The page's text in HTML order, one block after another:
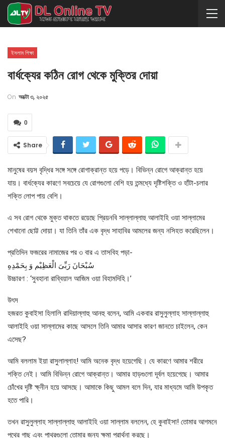
ইসলাম শিক্ষা
বার্ধক্যের কঠিন রোগ থেকে মুক্তির দোয়া
On অক্টো ৩, ২০২৫
0
Share
মানুষের বয়স বৃদ্ধির সঙ্গে সঙ্গে রোগাক্রান্ত হয়ে পড়ে। বিভিন্ন রোগে আক্রান্ত হয়ে
যায়। বার্ধক্যের কারণে সবচেয়ে যে রোগগুলো বেশি হয় তন্মধ্যে দৃষ্টিশক্তি ও হাঁটা-চলার
শক্তি লোপ পায় বেশি।
এ সব রোগ থেকে মুক্ত থাকতে রয়েছে প্রিয়নবি সাল্লাল্লাহু আলাইহি ওয়া সাল্লামের
শেখানো ছোট্ট দোয়া। যা তিনি তাঁর এক বৃদ্ধ সাহাবির আমলের জন্য নসিহত করেছিলেন।
প্রতিদিন ফজরের নামাজের পর ৩ বার এ তাসবিহ পড়া-
سُبْحَانَ رَبِّىَ الْعَظِيْم وَ بِحَمْدِهِ
উচ্চারণ : ‘সুবহানা রাব্বিয়াল আজিম ওয়া বিহামদিহি।’
উৎস
হজরত কুবাইসা হিলালি রাদিয়াল্লাহু আনহু বলেন, আমি একবার রাসুলুল্লাহ সাল্লাল্লাহু
আলাইহি ওয়া সাল্লামের কাছে আসলে তিনি আমার আসার কারণ জানতে চাইলেন, কেন
এসেছ?
আমি বললাম ইয়া রাসুলাল্লাহ! আমি অনেক বৃদ্ধ হয়েগেছি। যে কারণে আমার শরীরে
শক্তি নেই। আমি বিভিন্ন রোগে আক্রান্ত। আমার হাড়গুলো দূর্বল হয়েগেছে। আমার
চোঁখের দৃষ্টি ক্ষ্নীন হয়ে আসছে। আমাকে কিছু আমল বলে দিন, যার মাধ্যমে আমি উপকৃত
হতে পারি।
তখন রাসুলুল্লাহ সাল্লাল্লাহু আলাইহি ওয়া সাল্লাম বললেন, হে কুবাইসা! তোমার আগমনে
পথের গাছ এবং পাথরগুলো তোমার জন্য ক্ষমা প্রার্থনা করছে।